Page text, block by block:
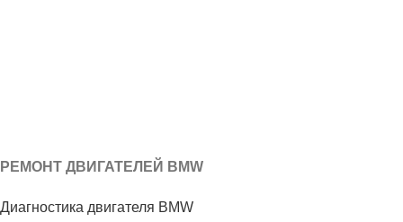
РЕМОНТ ДВИГАТЕЛЕЙ BMW
Диагностика двигателя BMW